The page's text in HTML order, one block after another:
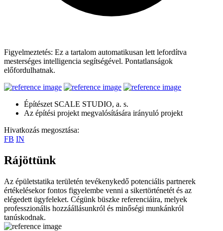
Figyelmeztetés: Ez a tartalom automatikusan lett lefordítva
mesterséges intelligencia segítségével. Pontatlanságok
előfordulhatnak.
Építészet SCALE STUDIO, a. s.
Az építési projekt megvalósítására irányuló projekt
Hivatkozás megosztása:
FB IN
Rájöttünk
Az épületstatika területén tevékenykedő potenciális partnerek
értékelésekor fontos figyelembe venni a sikertörténetét és az
elégedett ügyfeleket. Cégünk büszke referenciáira, melyek
professzionális hozzáállásunkról és minőségi munkánkról
tanúskodnak.